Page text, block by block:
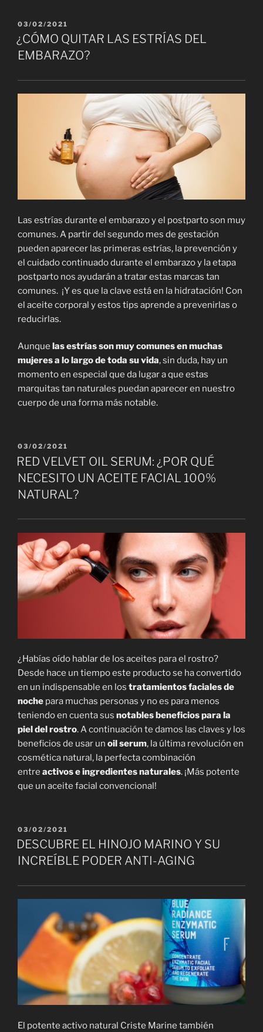
PUBLICADO
EL
03/02/2021
¿CÓMO QUITAR LAS ESTRÍAS DEL
EMBARAZO?
Las estrías durante el embarazo y el postparto son muy
comunes. A partir del segundo mes de gestación
pueden aparecer las primeras estrías, la prevención y
el cuidado continuado durante el embarazo y la etapa
postparto nos ayudarán a tratar estas marcas tan
comunes. ¡Y es que la clave está en la hidratación! Con
el aceite corporal y estos tips aprende a prevenirlas o
reducirlas.
Aunque las estrías son muy comunes en muchas
mujeres a lo largo de toda su vida, sin duda, hay un
momento en especial que da lugar a que estas
marquitas tan naturales puedan aparecer en nuestro
cuerpo de una forma más notable.
PUBLICADO
EL
03/02/2021
RED VELVET OIL SERUM: ¿POR QUÉ
NECESITO UN ACEITE FACIAL 100%
NATURAL?
¿Habías oído hablar de los aceites para el rostro?
Desde hace un tiempo este producto se ha convertido
en un indispensable en los tratamientos faciales de
noche para muchas personas y no es para menos
teniendo en cuenta sus notables beneficios para la
piel del rostro. A continuación te damos las claves y los
beneficios de usar un oil serum, la última revolución en
cosmética natural, la perfecta combinación
entre activos e ingredientes naturales. ¡Más potente
que un aceite facial convencional!
PUBLICADO
EL
03/02/2021
DESCUBRE EL HINOJO MARINO Y SU
INCREÍBLE PODER ANTI-AGING
El potente activo natural Criste Marine también